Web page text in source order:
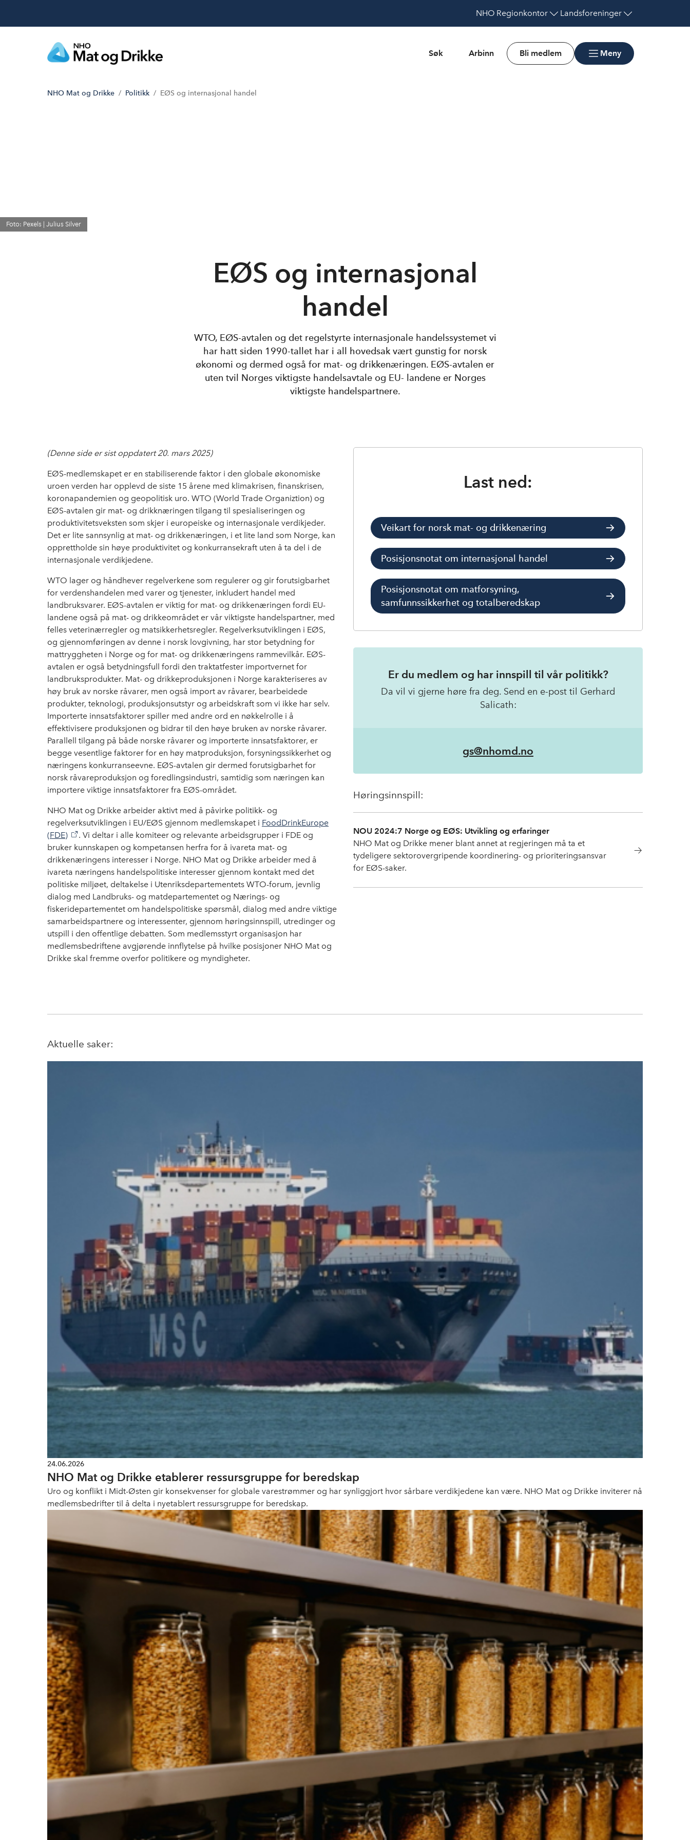
NHO Regionkontor Landsforeninger
Søk Arbinn Bli medlem Meny
NHO Mat og Drikke Politikk EØS og internasjonal handel
Foto: Pexels | Julius Silver
EØS og internasjonal
handel
WTO, EØS-avtalen og det regelstyrte internasjonale handelssystemet vi
har hatt siden 1990-tallet har i all hovedsak vært gunstig for norsk
økonomi og dermed også for mat- og drikkenæringen. EØS-avtalen er
uten tvil Norges viktigste handelsavtale og EU- landene er Norges
viktigste handelspartnere.
(Denne side er sist oppdatert 20. mars 2025)
EØS-medlemskapet er en stabiliserende faktor i den globale økonomiske
uroen verden har opplevd de siste 15 årene med klimakrisen, finanskrisen,
koronapandemien og geopolitisk uro. WTO (World Trade Organiztion) og
EØS-avtalen gir mat- og drikknæringen tilgang til spesialiseringen og
produktivitetsveksten som skjer i europeiske og internasjonale verdikjeder.
Det er lite sannsynlig at mat- og drikkenæringen, i et lite land som Norge, kan
opprettholde sin høye produktivitet og konkurransekraft uten å ta del i de
internasjonale verdikjedene.
WTO lager og håndhever regelverkene som regulerer og gir forutsigbarhet
for verdenshandelen med varer og tjenester, inkludert handel med
landbruksvarer. EØS-avtalen er viktig for mat- og drikkenæringen fordi EU-
landene også på mat- og drikkeområdet er vår viktigste handelspartner, med
felles veterinærregler og matsikkerhetsregler. Regelverksutviklingen i EØS,
og gjennomføringen av denne i norsk lovgivning, har stor betydning for
mattryggheten i Norge og for mat- og drikkenæringens rammevilkår. EØS-
avtalen er også betydningsfull fordi den traktatfester importvernet for
landbruksprodukter. Mat- og drikkeproduksjonen i Norge karakteriseres av
høy bruk av norske råvarer, men også import av råvarer, bearbeidede
produkter, teknologi, produksjonsutstyr og arbeidskraft som vi ikke har selv.
Importerte innsatsfaktorer spiller med andre ord en nøkkelrolle i å
effektivisere produksjonen og bidrar til den høye bruken av norske råvarer.
Parallell tilgang på både norske råvarer og importerte innsatsfaktorer, er
begge vesentlige faktorer for en høy matproduksjon, forsyningssikkerhet og
næringens konkurranseevne. EØS-avtalen gir dermed forutsigbarhet for
norsk råvareproduksjon og foredlingsindustri, samtidig som næringen kan
importere viktige innsatsfaktorer fra EØS-området.
NHO Mat og Drikke arbeider aktivt med å påvirke politikk- og
regelverksutviklingen i EU/EØS gjennom medlemskapet i FoodDrinkEurope
(FDE)
. Vi deltar i alle komiteer og relevante arbeidsgrupper i FDE og
bruker kunnskapen og kompetansen herfra for å ivareta mat- og
drikkenæringens interesser i Norge. NHO Mat og Drikke arbeider med å
ivareta næringens handelspolitiske interesser gjennom kontakt med det
politiske miljøet, deltakelse i Utenriksdepartementets WTO-forum, jevnlig
dialog med Landbruks- og matdepartementet og Nærings- og
fiskeridepartementet om handelspolitiske spørsmål, dialog med andre viktige
samarbeidspartnere og interessenter, gjennom høringsinnspill, utredinger og
utspill i den offentlige debatten. Som medlemsstyrt organisasjon har
medlemsbedriftene avgjørende innflytelse på hvilke posisjoner NHO Mat og
Drikke skal fremme overfor politikere og myndigheter.
Last ned:
Veikart for norsk mat- og drikkenæring
Posisjonsnotat om internasjonal handel
Posisjonsnotat om matforsyning,
samfunnssikkerhet og totalberedskap
Er du medlem og har innspill til vår politikk?
Da vil vi gjerne høre fra deg. Send en e-post til Gerhard
Salicath:
gs@nhomd.no
Høringsinnspill:
NOU 2024:7 Norge og EØS: Utvikling og erfaringer
NHO Mat og Drikke mener blant annet at regjeringen må ta et
tydeligere sektorovergripende koordinering- og prioriteringsansvar
for EØS-saker.
Aktuelle saker:
24.06.2026
NHO Mat og Drikke etablerer ressursgruppe for beredskap
Uro og konflikt i Midt-Østen gir konsekvenser for globale varestrømmer og har synliggjort hvor sårbare verdikjedene kan være. NHO Mat og Drikke inviterer nå
medlemsbedrifter til å delta i nyetablert ressursgruppe for beredskap.